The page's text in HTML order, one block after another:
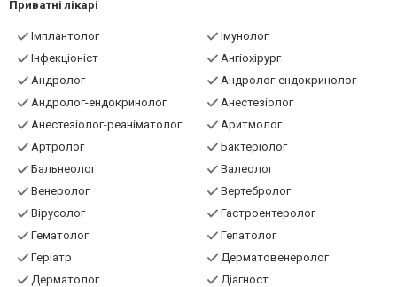
Приватні лікарі
Імплантолог
Імунолог
Інфекціоніст
Ангіохірург
Андролог
Андролог-ендокринолог
Андролог-ендокринолог
Анестезіолог
Анестезіолог-реаніматолог
Аритмолог
Артролог
Бактеріолог
Бальнеолог
Валеолог
Венеролог
Вертебролог
Вірусолог
Гастроентеролог
Гематолог
Гепатолог
Геріатр
Дерматовенеролог
Дерматолог
Діагност